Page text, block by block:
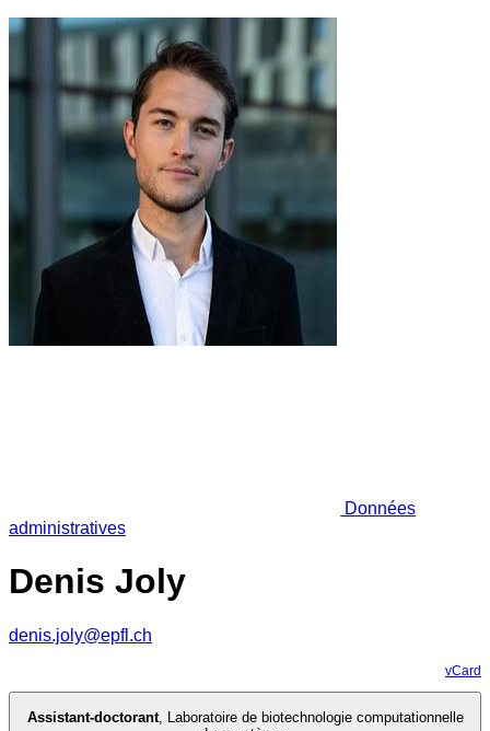
Données
administratives
Denis Joly
denis.joly@epfl.ch
vCard
Assistant-doctorant, Laboratoire de biotechnologie computationnelle